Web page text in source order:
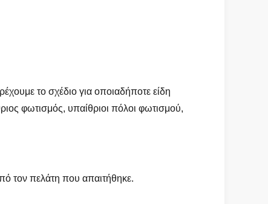
το σχέδιο για οποιαδήποτε είδη
φωτισμός, υπαίθριοι πόλοι φωτισμού,
τον πελάτη που απαιτήθηκε.